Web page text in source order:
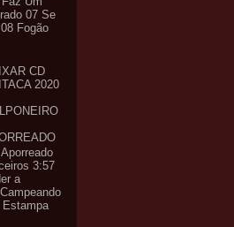
07 Se
Fogão
CD
2020
3:57
a